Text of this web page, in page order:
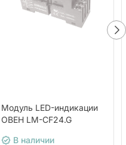
Модуль LED-индикации
ОВЕН LM-CF24.G
В наличии